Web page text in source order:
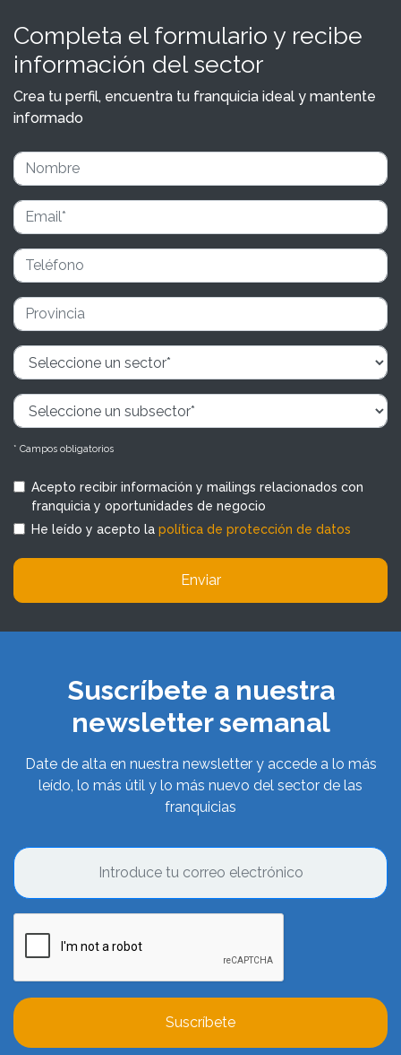
Completa el formulario y recibe
información del sector
Crea tu perfil, encuentra tu franquicia ideal y mantente
informado
* Campos obligatorios
Acepto recibir información y mailings relacionados con
franquicia y oportunidades de negocio
He leído y acepto la política de protección de datos
Enviar
Suscríbete a nuestra
newsletter semanal
Date de alta en nuestra newsletter y accede a lo más
leído, lo más útil y lo más nuevo del sector de las
franquicias
Suscríbete